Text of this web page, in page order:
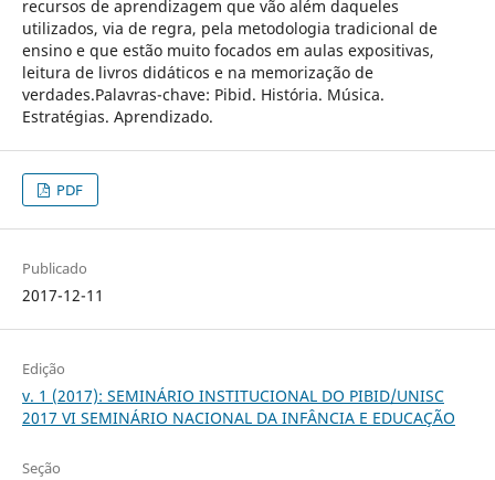
recursos de aprendizagem que vão além daqueles
utilizados, via de regra, pela metodologia tradicional de
ensino e que estão muito focados em aulas expositivas,
leitura de livros didáticos e na memorização de
verdades.Palavras-chave: Pibid. História. Música.
Estratégias. Aprendizado.
PDF
Publicado
2017-12-11
Edição
v. 1 (2017): SEMINÁRIO INSTITUCIONAL DO PIBID/UNISC
2017 VI SEMINÁRIO NACIONAL DA INFÂNCIA E EDUCAÇÃO
Seção